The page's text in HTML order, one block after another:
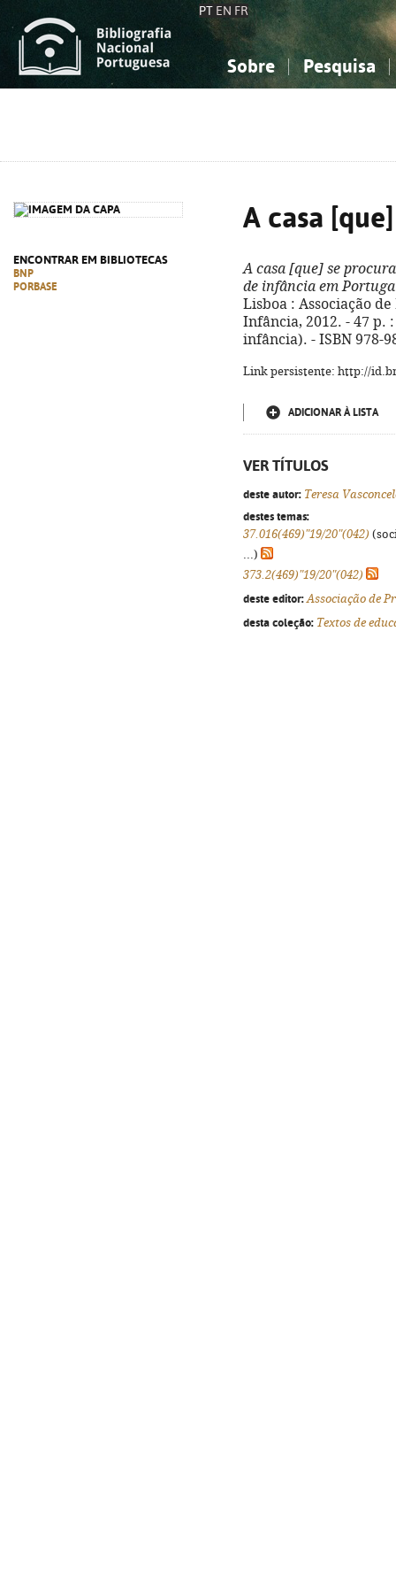
PT EN FR
Sobre Pesquisa
ENCONTRAR EM BIBLIOTECAS
BNP
PORBASE
A casa
A casa [que] se procura
de infância em
Lisboa : Associação
Infância, 2012. - 47 p.
infância). - ISBN 978-
Link persistente: http://
ADICIONAR À LISTA
VER TÍTULOS
deste autor: Teresa
destes temas:
37.016(469)"19/20"(042)
...)
373.2(469)"19/20"(042)
deste editor: Associação de
desta coleção: Textos de